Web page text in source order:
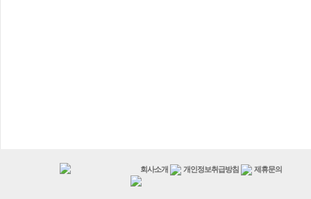
회사소개 개인정보취급방침 제휴문의